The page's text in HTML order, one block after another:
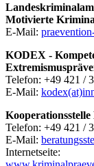
Motivierte
E-Mail:
KODEX -
Telefon: +49 421 /
E-Mail:
Telefon: +49 421 /
E-Mail:
Internetseite: